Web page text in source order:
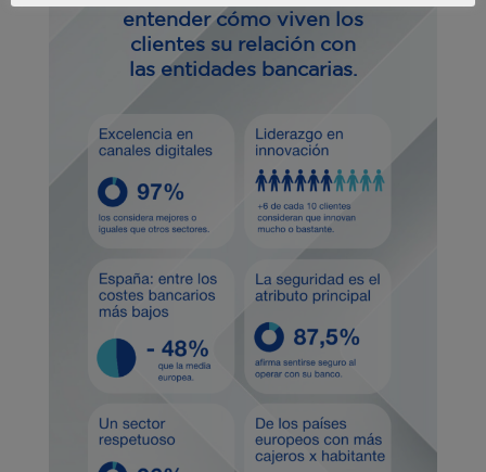
entender cómo viven los
clientes su relación con
las entidades bancarias.